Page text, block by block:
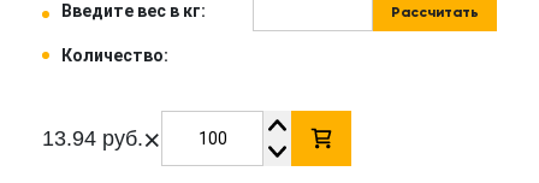
Введите вес в кг: Рассчитать
Количество:
13.94 руб.×